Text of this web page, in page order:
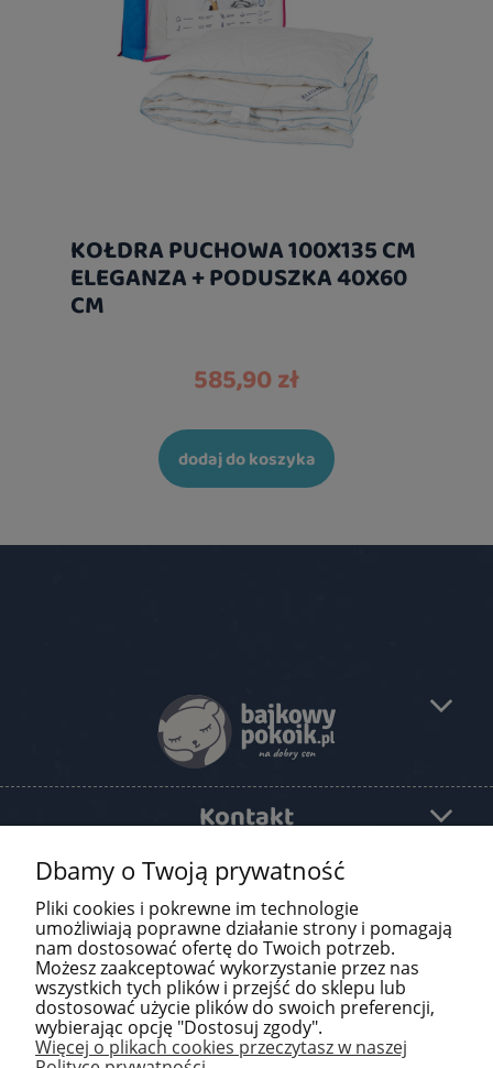
KOŁDRA PUCHOWA 100X135 CM
ELEGANZA + PODUSZKA 40X60
CM
585,90 zł
dodaj do koszyka
Kontakt
Pomoc
O firmie
Newsletter
Dbamy o Twoją prywatność
Pliki cookies i pokrewne im technologie
umożliwiają poprawne działanie strony i pomagają
nam dostosować ofertę do Twoich potrzeb.
Możesz zaakceptować wykorzystanie przez nas
wszystkich tych plików i przejść do sklepu lub
dostosować użycie plików do swoich preferencji,
wybierając opcję "Dostosuj zgody".
Więcej o plikach cookies przeczytasz w naszej